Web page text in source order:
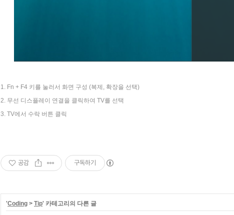
1. Fn + F4 키를 눌러서 화면 구성 (복제, 확장을 선택)
2. 무선 디스플레이 연결을 클릭하여 TV를 선택
3. TV에서 수락 버튼 클릭
공감 구독하기
'Coding > Tip' 카테고리의 다른 글